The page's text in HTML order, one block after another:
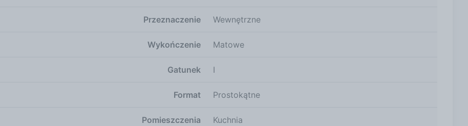
Przeznaczenie Wewnętrzne
Wykończenie Matowe
Gatunek I
Format Prostokątne
Pomieszczenia
Kuchnia